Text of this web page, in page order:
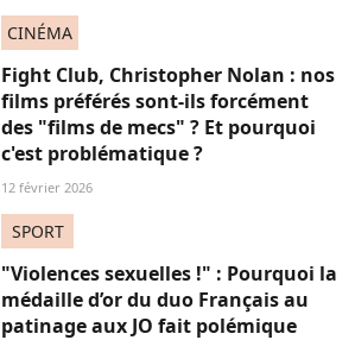
CINÉMA
Fight Club, Christopher Nolan : nos
films préférés sont-ils forcément
des "films de mecs" ? Et pourquoi
c'est problématique ?
12 février 2026
SPORT
"Violences sexuelles !" : Pourquoi la
médaille d’or du duo Français au
patinage aux JO fait polémique